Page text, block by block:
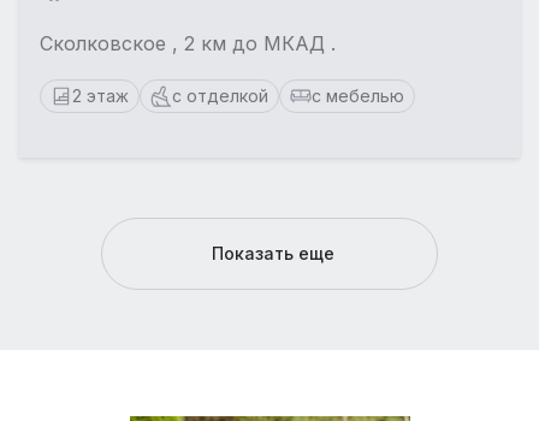
Сколковское , 2 км до МКАД .
2 этаж с отделкой с мебелью
Показать еще